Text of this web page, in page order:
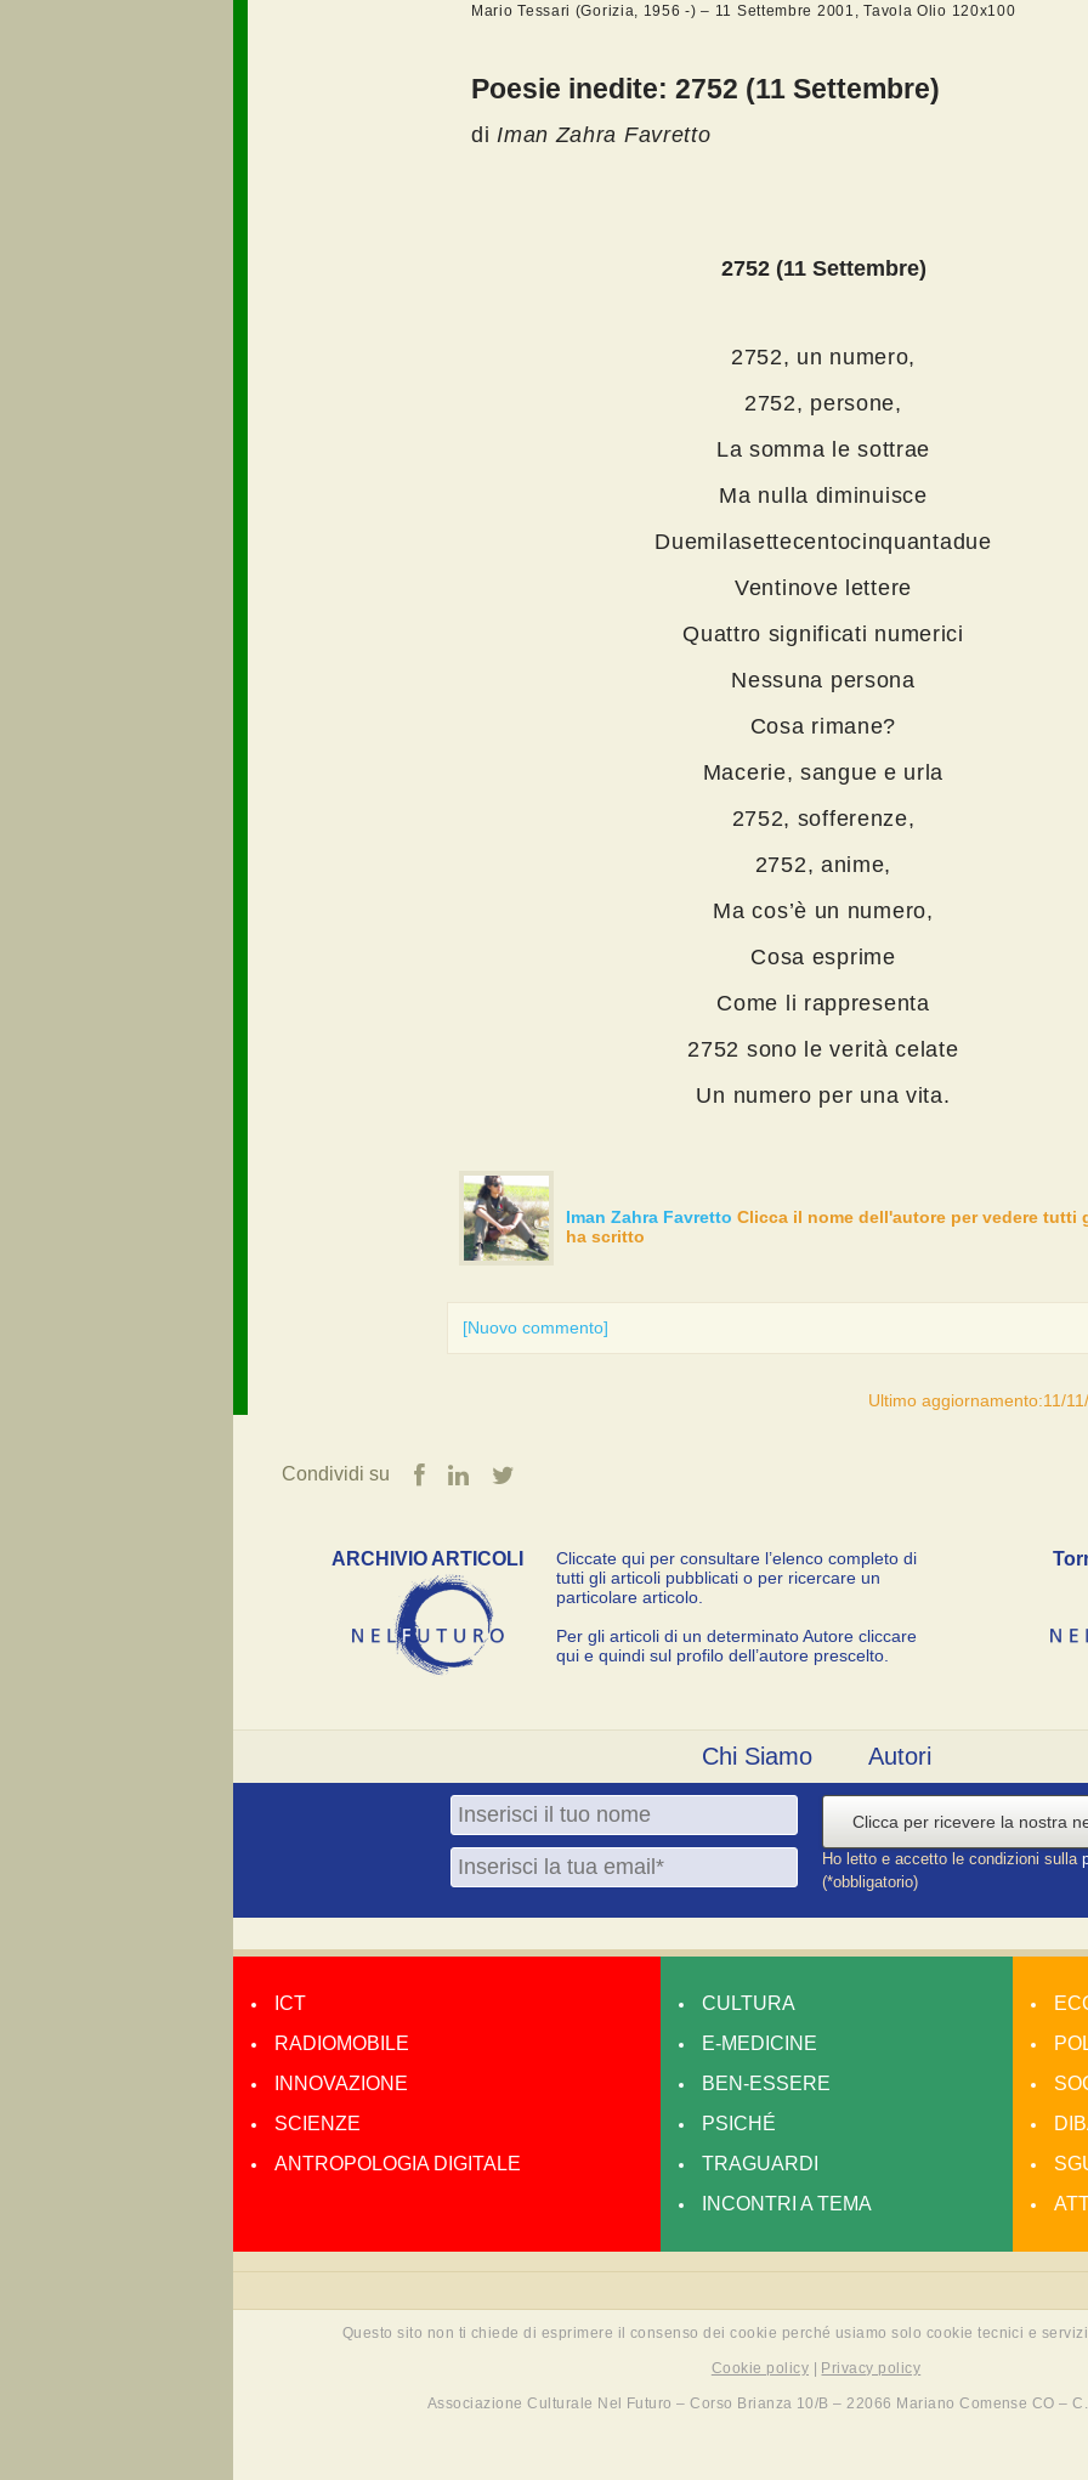
Mario Tessari (Gorizia, 1956 -) – 11 Settembre 2001, Tavola Olio 120x100
Poesie inedite: 2752 (11 Settembre)
diIman Zahra Favretto
2752 (11 Settembre)
2752, un numero,
2752, persone,
La somma le sottrae
Ma nulla diminuisce
Duemilasettecentocinquantadue
Ventinove lettere
Quattro significati numerici
Nessuna persona
Cosa rimane?
Macerie, sangue e urla
2752, sofferenze,
2752, anime,
Ma cos’è un numero,
Cosa esprime
Come li rappresenta
2752 sono le verità celate
Un numero per una vita.
Iman Zahra Favretto Clicca il nome dell'autore per vedere tutti
ha scritto
[Nuovo commento]
Ultimo aggiornamento:11/
Condividi su
ARCHIVIO ARTICOLI
Cliccate qui per consultare l’elenco completo di
tutti gli articoli pubblicati o per ricercare un
particolare articolo.
Per gli articoli di un determinato Autore cliccare
qui e quindi sul profilo dell’autore prescelto.
Chi Siamo Autori
Clicca per ricevere la nostra
Ho letto e accetto le condizioni sulla
(*obbligatorio)
ICT
RADIOMOBILE
INNOVAZIONE
SCIENZE
ANTROPOLOGIA DIGITALE
CULTURA
E-MEDICINE
BEN-ESSERE
PSICHÉ
TRAGUARDI
INCONTRI A TEMA
Questo sito non ti chiede di esprimere il consenso dei cookie perché usiamo solo cookie tecnici e
Cookie policy | Privacy policy
Associazione Culturale Nel Futuro – Corso Brianza 10/B – 22066 Mariano Comense CO –